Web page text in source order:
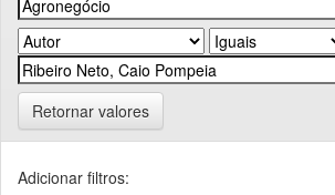
Retornar valores
Adicionar filtros: